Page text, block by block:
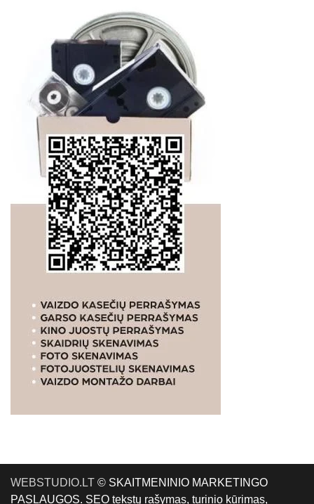
WEBSTUDIO.LT © SKAITMENINIO MARKETINGO
PASLAUGOS. SEO tekstų rašymas, turinio kūrimas,